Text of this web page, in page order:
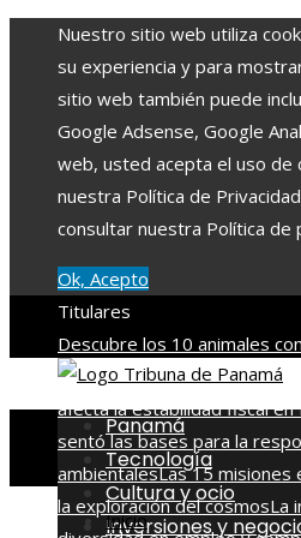
Nuestro sitio web utiliza
su experiencia y para
sitio web también puede
Google Adsense, Google
web, usted acepta el uso de
nuestra Política de
consultar nuestra Política de
Ok, Acepto
Titulares
Descubre los 10 animales
agudos del planetaCómo la
afecta la estabilidad fiscal
sentó las bases para la
ambientalesLas 15 misiones
la exploración del cosmosLa
Panamá
Tecnología
Cultura y ocio
Inversiones y
Inicio